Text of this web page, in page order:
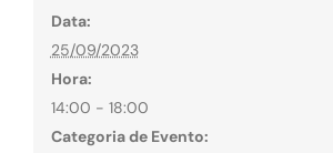
Data:
25/09/2023
Hora:
14:00 - 18:00
Categoria de Evento: